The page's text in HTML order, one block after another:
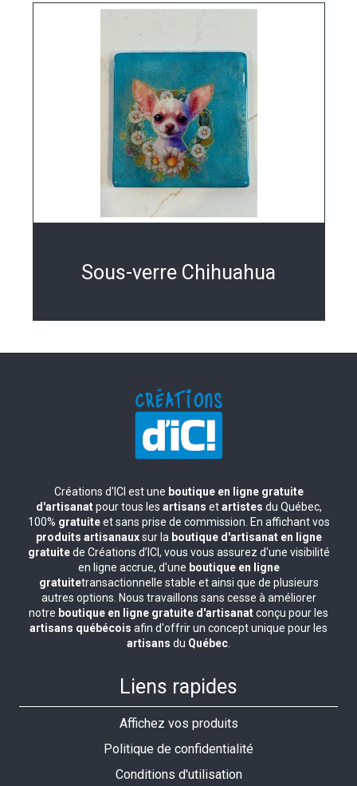
Sous-verre Chihuahua
Créations d'ICI est une boutique en ligne gratuite
d'artisanatpour tous les artisans etartistes du Québec,
100% gratuiteet sans prise de commission. En affichant vos
produits artisanauxsur la boutique d'artisanat en ligne
gratuitede Créations d’ICI, vous vous assurez d'une visibilité
en ligne accrue, d'une boutique en ligne
gratuitetransactionnelle stable et ainsi que de plusieurs
autres options. Nous travaillons sans cesse à améliorer
notre boutique en ligne gratuite d'artisanatconçu pour les
artisans québécois afin d'offrir un concept unique pour les
artisans du Québec
Liens rapides
Affichez vos produits
Politique de confidentialité
Conditions d'utilisation